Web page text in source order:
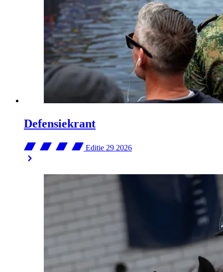
Defensiekrant
Editie 29 2026